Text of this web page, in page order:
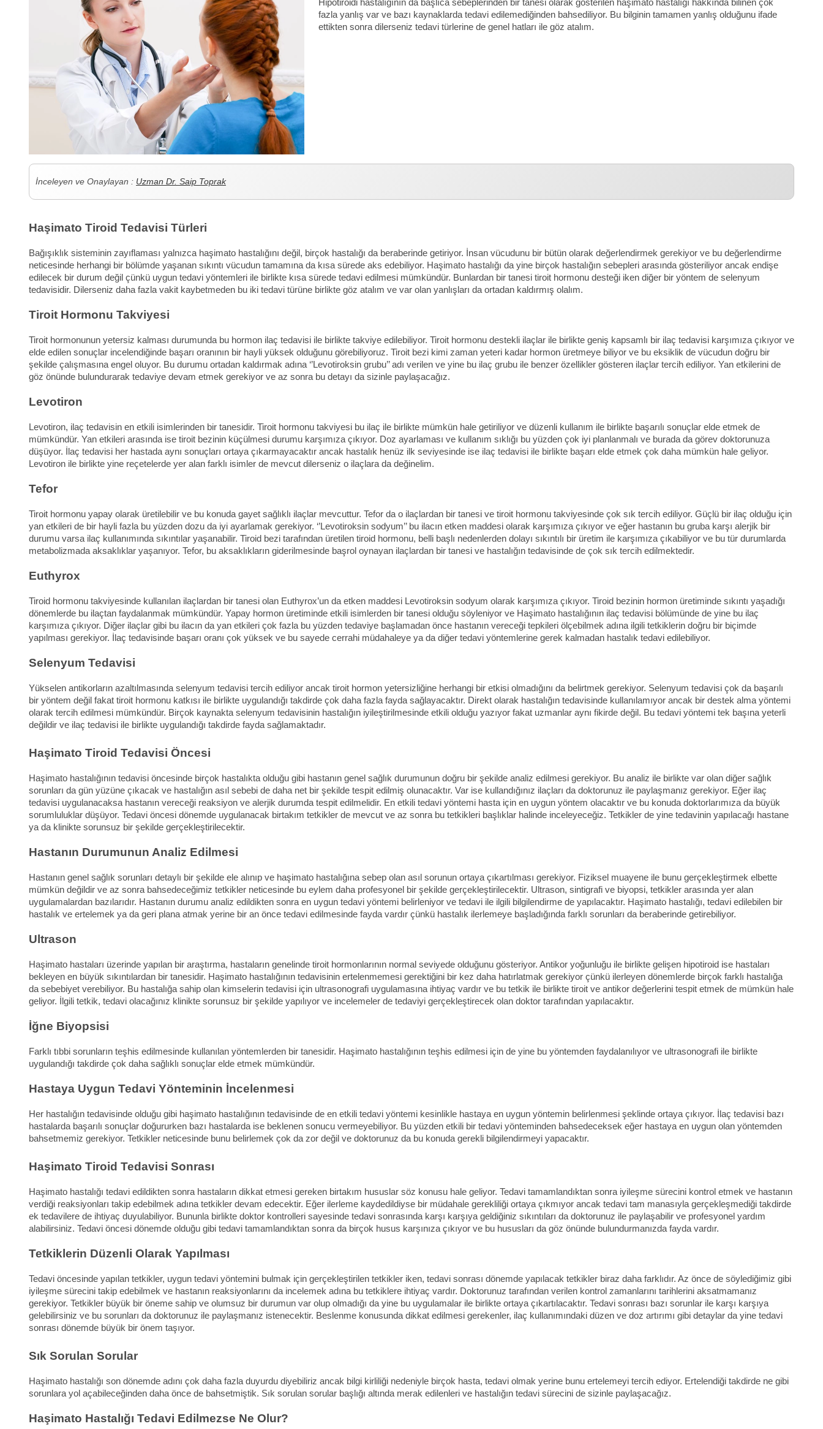
Hipotiroidi hastalığının da başlıca sebeplerinden bir tanesi olarak gösterilen haşimato hastalığı hakkında bilinen çok
fazla yanlış var ve bazı kaynaklarda tedavi edilemediğinden bahsediliyor. Bu bilginin tamamen yanlış olduğunu ifade
ettikten sonra dilerseniz tedavi türlerine de genel hatları ile göz atalım.
İnceleyen ve Onaylayan : Uzman Dr. Saip Toprak
Haşimato Tiroid Tedavisi Türleri
Bağışıklık sisteminin zayıflaması yalnızca haşimato hastalığını değil, birçok hastalığı da beraberinde getiriyor. İnsan vücudunu bir bütün olarak değerlendirmek gerekiyor ve bu değerlendirme
neticesinde herhangi bir bölümde yaşanan sıkıntı vücudun tamamına da kısa sürede aks edebiliyor. Haşimato hastalığı da yine birçok hastalığın sebepleri arasında gösteriliyor ancak endişe
edilecek bir durum değil çünkü uygun tedavi yöntemleri ile birlikte kısa sürede tedavi edilmesi mümkündür. Bunlardan bir tanesi tiroit hormonu desteği iken diğer bir yöntem de selenyum
tedavisidir. Dilerseniz daha fazla vakit kaybetmeden bu iki tedavi türüne birlikte göz atalım ve var olan yanlışları da ortadan kaldırmış olalım.
Tiroit Hormonu Takviyesi
Tiroit hormonunun yetersiz kalması durumunda bu hormon ilaç tedavisi ile birlikte takviye edilebiliyor. Tiroit hormonu destekli ilaçlar ile birlikte geniş kapsamlı bir ilaç tedavisi karşımıza çıkıyor ve
elde edilen sonuçlar incelendiğinde başarı oranının bir hayli yüksek olduğunu görebiliyoruz. Tiroit bezi kimi zaman yeteri kadar hormon üretmeye biliyor ve bu eksiklik de vücudun doğru bir
şekilde çalışmasına engel oluyor. Bu durumu ortadan kaldırmak adına ‘’Levotiroksin grubu’’ adı verilen ve yine bu ilaç grubu ile benzer özellikler gösteren ilaçlar tercih ediliyor. Yan etkilerini de
göz önünde bulundurarak tedaviye devam etmek gerekiyor ve az sonra bu detayı da sizinle paylaşacağız.
Levotiron
Levotiron, ilaç tedavisin en etkili isimlerinden bir tanesidir. Tiroit hormonu takviyesi bu ilaç ile birlikte mümkün hale getiriliyor ve düzenli kullanım ile birlikte başarılı sonuçlar elde etmek de
mümkündür. Yan etkileri arasında ise tiroit bezinin küçülmesi durumu karşımıza çıkıyor. Doz ayarlaması ve kullanım sıklığı bu yüzden çok iyi planlanmalı ve burada da görev doktorunuza
düşüyor. İlaç tedavisi her hastada aynı sonuçları ortaya çıkarmayacaktır ancak hastalık henüz ilk seviyesinde ise ilaç tedavisi ile birlikte başarı elde etmek çok daha mümkün hale geliyor.
Levotiron ile birlikte yine reçetelerde yer alan farklı isimler de mevcut dilerseniz o ilaçlara da değinelim.
Tefor
Tiroit hormonu yapay olarak üretilebilir ve bu konuda gayet sağlıklı ilaçlar mevcuttur. Tefor da o ilaçlardan bir tanesi ve tiroit hormonu takviyesinde çok sık tercih ediliyor. Güçlü bir ilaç olduğu için
yan etkileri de bir hayli fazla bu yüzden dozu da iyi ayarlamak gerekiyor. ‘’Levotiroksin sodyum’’ bu ilacın etken maddesi olarak karşımıza çıkıyor ve eğer hastanın bu gruba karşı alerjik bir
durumu varsa ilaç kullanımında sıkıntılar yaşanabilir. Tiroid bezi tarafından üretilen tiroid hormonu, belli başlı nedenlerden dolayı sıkıntılı bir üretim ile karşımıza çıkabiliyor ve bu tür durumlarda
metabolizmada aksaklıklar yaşanıyor. Tefor, bu aksaklıkların giderilmesinde başrol oynayan ilaçlardan bir tanesi ve hastalığın tedavisinde de çok sık tercih edilmektedir.
Euthyrox
Tiroid hormonu takviyesinde kullanılan ilaçlardan bir tanesi olan Euthyrox’un da etken maddesi Levotiroksin sodyum olarak karşımıza çıkıyor. Tiroid bezinin hormon üretiminde sıkıntı yaşadığı
dönemlerde bu ilaçtan faydalanmak mümkündür. Yapay hormon üretiminde etkili isimlerden bir tanesi olduğu söyleniyor ve Haşimato hastalığının ilaç tedavisi bölümünde de yine bu ilaç
karşımıza çıkıyor. Diğer ilaçlar gibi bu ilacın da yan etkileri çok fazla bu yüzden tedaviye başlamadan önce hastanın vereceği tepkileri ölçebilmek adına ilgili tetkiklerin doğru bir biçimde
yapılması gerekiyor. İlaç tedavisinde başarı oranı çok yüksek ve bu sayede cerrahi müdahaleye ya da diğer tedavi yöntemlerine gerek kalmadan hastalık tedavi edilebiliyor.
Selenyum Tedavisi
Yükselen antikorların azaltılmasında selenyum tedavisi tercih ediliyor ancak tiroit hormon yetersizliğine herhangi bir etkisi olmadığını da belirtmek gerekiyor. Selenyum tedavisi çok da başarılı
bir yöntem değil fakat tiroit hormonu katkısı ile birlikte uygulandığı takdirde çok daha fazla fayda sağlayacaktır. Direkt olarak hastalığın tedavisinde kullanılamıyor ancak bir destek alma yöntemi
olarak tercih edilmesi mümkündür. Birçok kaynakta selenyum tedavisinin hastalığın iyileştirilmesinde etkili olduğu yazıyor fakat uzmanlar aynı fikirde değil. Bu tedavi yöntemi tek başına yeterli
değildir ve ilaç tedavisi ile birlikte uygulandığı takdirde fayda sağlamaktadır.
Haşimato Tiroid Tedavisi Öncesi
Haşimato hastalığının tedavisi öncesinde birçok hastalıkta olduğu gibi hastanın genel sağlık durumunun doğru bir şekilde analiz edilmesi gerekiyor. Bu analiz ile birlikte var olan diğer sağlık
sorunları da gün yüzüne çıkacak ve hastalığın asıl sebebi de daha net bir şekilde tespit edilmiş olunacaktır. Var ise kullandığınız ilaçları da doktorunuz ile paylaşmanız gerekiyor. Eğer ilaç
tedavisi uygulanacaksa hastanın vereceği reaksiyon ve alerjik durumda tespit edilmelidir. En etkili tedavi yöntemi hasta için en uygun yöntem olacaktır ve bu konuda doktorlarımıza da büyük
sorumluluklar düşüyor. Tedavi öncesi dönemde uygulanacak birtakım tetkikler de mevcut ve az sonra bu tetkikleri başlıklar halinde inceleyeceğiz. Tetkikler de yine tedavinin yapılacağı hastane
ya da klinikte sorunsuz bir şekilde gerçekleştirilecektir.
Hastanın Durumunun Analiz Edilmesi
Hastanın genel sağlık sorunları detaylı bir şekilde ele alınıp ve haşimato hastalığına sebep olan asıl sorunun ortaya çıkartılması gerekiyor. Fiziksel muayene ile bunu gerçekleştirmek elbette
mümkün değildir ve az sonra bahsedeceğimiz tetkikler neticesinde bu eylem daha profesyonel bir şekilde gerçekleştirilecektir. Ultrason, sintigrafi ve biyopsi, tetkikler arasında yer alan
uygulamalardan bazılarıdır. Hastanın durumu analiz edildikten sonra en uygun tedavi yöntemi belirleniyor ve tedavi ile ilgili bilgilendirme de yapılacaktır. Haşimato hastalığı, tedavi edilebilen bir
hastalık ve ertelemek ya da geri plana atmak yerine bir an önce tedavi edilmesinde fayda vardır çünkü hastalık ilerlemeye başladığında farklı sorunları da beraberinde getirebiliyor.
Ultrason
Haşimato hastaları üzerinde yapılan bir araştırma, hastaların genelinde tiroit hormonlarının normal seviyede olduğunu gösteriyor. Antikor yoğunluğu ile birlikte gelişen hipotiroid ise hastaları
bekleyen en büyük sıkıntılardan bir tanesidir. Haşimato hastalığının tedavisinin ertelenmemesi gerektiğini bir kez daha hatırlatmak gerekiyor çünkü ilerleyen dönemlerde birçok farklı hastalığa
da sebebiyet verebiliyor. Bu hastalığa sahip olan kimselerin tedavisi için ultrasonografi uygulamasına ihtiyaç vardır ve bu tetkik ile birlikte tiroit ve antikor değerlerini tespit etmek de mümkün hale
geliyor. İlgili tetkik, tedavi olacağınız klinikte sorunsuz bir şekilde yapılıyor ve incelemeler de tedaviyi gerçekleştirecek olan doktor tarafından yapılacaktır.
İğne Biyopsisi
Farklı tıbbi sorunların teşhis edilmesinde kullanılan yöntemlerden bir tanesidir. Haşimato hastalığının teşhis edilmesi için de yine bu yöntemden faydalanılıyor ve ultrasonografi ile birlikte
uygulandığı takdirde çok daha sağlıklı sonuçlar elde etmek mümkündür.
Hastaya Uygun Tedavi Yönteminin İncelenmesi
Her hastalığın tedavisinde olduğu gibi haşimato hastalığının tedavisinde de en etkili tedavi yöntemi kesinlikle hastaya en uygun yöntemin belirlenmesi şeklinde ortaya çıkıyor. İlaç tedavisi bazı
hastalarda başarılı sonuçlar doğururken bazı hastalarda ise beklenen sonucu vermeyebiliyor. Bu yüzden etkili bir tedavi yönteminden bahsedeceksek eğer hastaya en uygun olan yöntemden
bahsetmemiz gerekiyor. Tetkikler neticesinde bunu belirlemek çok da zor değil ve doktorunuz da bu konuda gerekli bilgilendirmeyi yapacaktır.
Haşimato Tiroid Tedavisi Sonrası
Haşimato hastalığı tedavi edildikten sonra hastaların dikkat etmesi gereken birtakım hususlar söz konusu hale geliyor. Tedavi tamamlandıktan sonra iyileşme sürecini kontrol etmek ve hastanın
verdiği reaksiyonları takip edebilmek adına tetkikler devam edecektir. Eğer ilerleme kaydedildiyse bir müdahale gerekliliği ortaya çıkmıyor ancak tedavi tam manasıyla gerçekleşmediği takdirde
ek tedavilere de ihtiyaç duyulabiliyor. Bununla birlikte doktor kontrolleri sayesinde tedavi sonrasında karşı karşıya geldiğiniz sıkıntıları da doktorunuz ile paylaşabilir ve profesyonel yardım
alabilirsiniz. Tedavi öncesi dönemde olduğu gibi tedavi tamamlandıktan sonra da birçok husus karşınıza çıkıyor ve bu hususları da göz önünde bulundurmanızda fayda vardır.
Tetkiklerin Düzenli Olarak Yapılması
Tedavi öncesinde yapılan tetkikler, uygun tedavi yöntemini bulmak için gerçekleştirilen tetkikler iken, tedavi sonrası dönemde yapılacak tetkikler biraz daha farklıdır. Az önce de söylediğimiz gibi
iyileşme sürecini takip edebilmek ve hastanın reaksiyonlarını da incelemek adına bu tetkiklere ihtiyaç vardır. Doktorunuz tarafından verilen kontrol zamanlarını tarihlerini aksatmamanız
gerekiyor. Tetkikler büyük bir öneme sahip ve olumsuz bir durumun var olup olmadığı da yine bu uygulamalar ile birlikte ortaya çıkartılacaktır. Tedavi sonrası bazı sorunlar ile karşı karşıya
gelebilirsiniz ve bu sorunları da doktorunuz ile paylaşmanız istenecektir. Beslenme konusunda dikkat edilmesi gerekenler, ilaç kullanımındaki düzen ve doz artırımı gibi detaylar da yine tedavi
sonrası dönemde büyük bir önem taşıyor.
Sık Sorulan Sorular
Haşimato hastalığı son dönemde adını çok daha fazla duyurdu diyebiliriz ancak bilgi kirliliği nedeniyle birçok hasta, tedavi olmak yerine bunu ertelemeyi tercih ediyor. Ertelendiği takdirde ne gibi
sorunlara yol açabileceğinden daha önce de bahsetmiştik. Sık sorulan sorular başlığı altında merak edilenleri ve hastalığın tedavi sürecini de sizinle paylaşacağız.
Haşimato Hastalığı Tedavi Edilmezse Ne Olur?